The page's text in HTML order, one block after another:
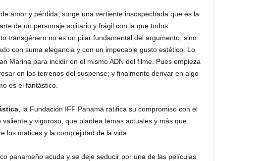
amor y pérdida, surge una vertiente insospechada que es la
de un personaje solitario y frágil con la que todos
transgénero no es un pilar fundamental del argumento, sino
con suma elegancia y con un impecable gusto estético. Lo
Marina para incidir en el mismo ADN del filme. Pues empieza
en los terrenos del suspense; y finalmente derivar en algo
es el fantástico.
, la Fundación IFF Panamá ratifica su compromiso con el
y vigoroso, que plantea temas actuales y más que
los matices y la complejidad de la vida.
panameño acuda y se deje seducir por una de las películas